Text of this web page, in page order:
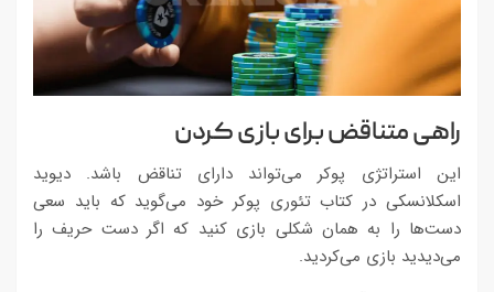
راهی متناقض برای بازی کردن
این استراتژی پوکر می‌تواند دارای تناقض باشد. دیوید
اسکلانسکی در کتاب تئوری پوکر خود می‌گوید که باید سعی
دست‌ها را به همان شکلی بازی کنید که اگر دست حریف را
می‌دیدید بازی می‌کردید.